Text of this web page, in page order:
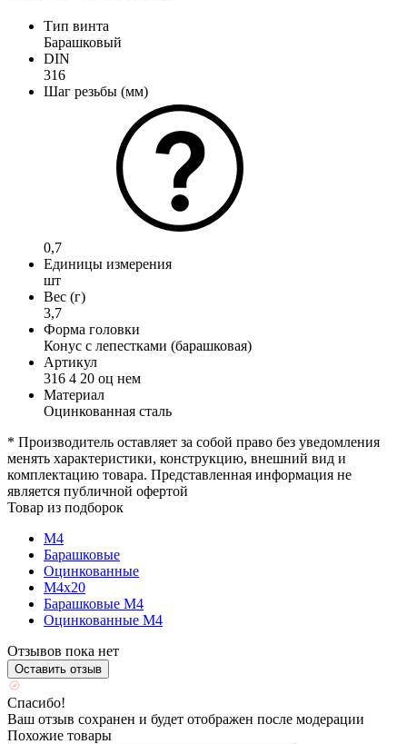
Тип винта
Барашковый
DIN
316
Шаг резьбы (мм)
0,7
Единицы измерения
шт
Вес (г)
3,7
Форма головки
Конус с лепестками (барашковая)
Артикул
316 4 20 оц нем
Материал
Оцинкованная сталь
* Производитель оставляет за собой право без уведомления
менять характеристики, конструкцию, внешний вид и
комплектацию товара. Представленная информация не
является публичной офертой
Товар из подборок
М4
Барашковые
Оцинкованные
М4х20
Барашковые М4
Оцинкованные М4
Отзывов пока нет
Оставить отзыв
Спасибо!
Ваш отзыв сохранен и будет отображен после модерации
Похожие товары